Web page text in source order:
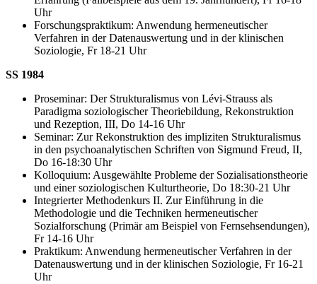
Uhr
Forschungspraktikum: Anwendung hermeneutischer
Verfahren in der Datenauswertung und in der klinischen
Soziologie, Fr 18-21 Uhr
SS 1984
Proseminar: Der Strukturalismus von Lévi-Strauss als
Paradigma soziologischer Theoriebildung, Rekonstruktion
und Rezeption, III, Do 14-16 Uhr
Seminar: Zur Rekonstruktion des impliziten Strukturalismus
in den psychoanalytischen Schriften von Sigmund Freud, II,
Do 16-18:30 Uhr
Kolloquium: Ausgewählte Probleme der Sozialisationstheorie
und einer soziologischen Kulturtheorie, Do 18:30-21 Uhr
Integrierter Methodenkurs II. Zur Einführung in die
Methodologie und die Techniken hermeneutischer
Sozialforschung (Primär am Beispiel von Fernsehsendungen),
Fr 14-16 Uhr
Praktikum: Anwendung hermeneutischer Verfahren in der
Datenauswertung und in der klinischen Soziologie, Fr 16-21
Uhr